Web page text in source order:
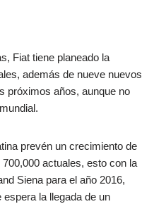
Fiat tiene planeado la
además de nueve nuevos
próximos años, aunque no
prevén un crecimiento de
actuales, esto con la
Siena para el año 2016,
la llegada de un